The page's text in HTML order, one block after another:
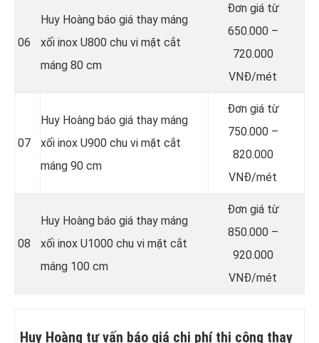
06
Huy Hoàng báo giá thay máng
xối inox U800 chu vi mặt cắt
máng 80 cm
Đơn giá từ
650.000 –
720.000
VNĐ/mét
07
Huy Hoàng báo giá thay máng
xối inox U900 chu vi mặt cắt
máng 90 cm
Đơn giá từ
750.000 –
820.000
VNĐ/mét
08
Huy Hoàng báo giá thay máng
xối inox U1000 chu vi mặt cắt
máng 100 cm
Đơn giá từ
850.000 –
920.000
VNĐ/mét
Huy Hoàng tư vấn báo giá chi phí thi công thay